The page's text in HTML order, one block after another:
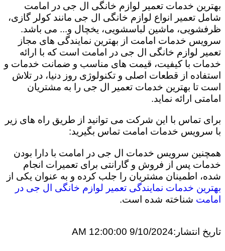
بهترین خدمات تعمیر لوازم خانگی ال جی در امامت
شامل تعمیر انواع لوازم خانگی ال جی مانند کولر گازی،
ظرفشویی، ماشین لباسشویی، یخچال و... می باشد.
سرویس خدمات امامت از بهترین نمایندگی های مجاز
تعمیر لوازم خانگی ال جی در امامت است که با ارائه
خدمات با کیفیت، قیمت های مناسب و ضمانت خدمات و
استفاده از قطعات اصلی و تکنولوژی روز دنیا، در تلاش
است تا بهترین خدمات تعمیر ال جی را به مشتریان
امامتی ارائه نماید.
برای تماس با این شرکت می توانید از طریق راه های زیر
با سرویس خدمات امامت تماس بگیرید:
همچنین سرویس خدمات ال جی در امامت با دارا بودن
خدمات پس از فروش و گارانتی برای تعمیرات انجام
شده، اطمینان مشتریان را جلب کرده و به عنوان یکی از
بهترین خدمات نمایندگی تعمیر لوازم خانگی ال جی در
امامت شناخته شده است.
تاریخ انتشار:9/10/2024 12:00:00 AM